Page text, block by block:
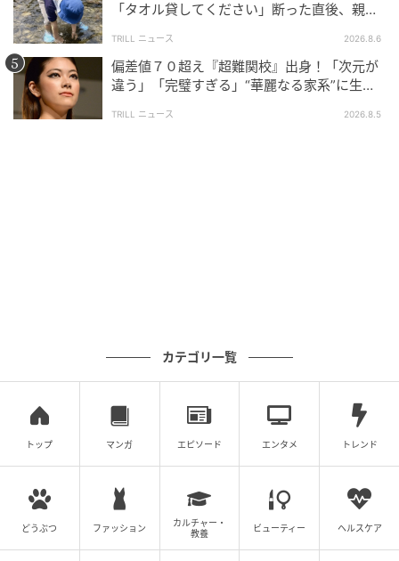
#21 黙ってて良かった！
次の話を読む
第21話
義実家の話
うにわさび
全話一覧を見る
「タオル貸してください」断った直後、親が
TRILL ニュース 2026.8.6
偏差値７０超え『超難関校』出身！「次元が
違う」「完璧すぎる」“華麗なる家系”に生ま
TRILL ニュース 2026.8.5
カテゴリ一覧
トップ マンガ エピソード エンタメ トレンド
どうぶつ ファッション
カルチャー・
教養
ビューティー ヘルスケア